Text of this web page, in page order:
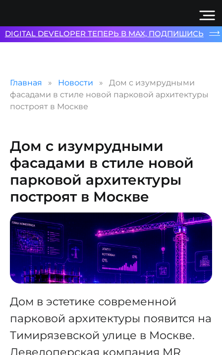
Главная Новости
Дом с изумрудными
фасадами в стиле новой парковой архитектуры
построят в Москве
Дом с изумрудными
фасадами в стиле новой
парковой архитектуры
построят в Москве
Дом в эстетике современной
парковой архитектуры появится на
Тимирязевской улице в Москве.
Девелоперская компания MR